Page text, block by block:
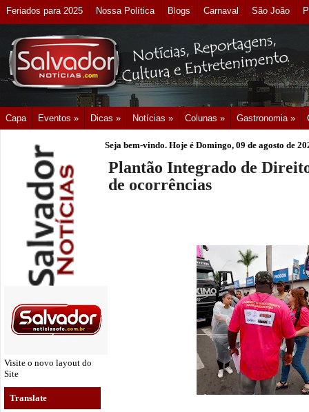
Feriados para 2025 Nossa Política Blogs Carnaval São João
Capa Eventos » Dicas » Notícias » Colunas » Gastronomia »
Visite o novo layout do
Site
Translate
Seja bem-vindo. Hoje é Domingo, 09 de agosto de
Plantão Integrado de
de ocorrências